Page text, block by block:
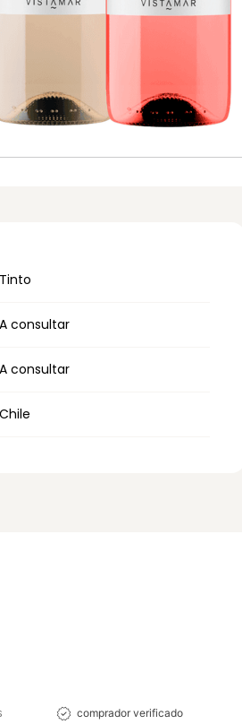
Tinto
A consultar
A consultar
Chile
comprador verificado